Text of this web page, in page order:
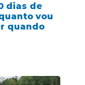
dias de
vou
quando